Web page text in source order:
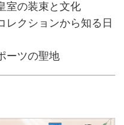
の装束と文化
クションから知る日
ツの聖地